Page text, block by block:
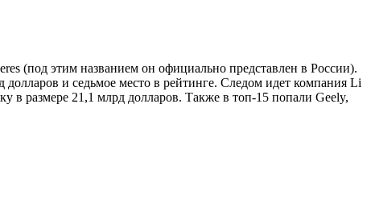
(под этим названием он официально представлен в России).
и седьмое место в рейтинге. Следом идет компания Li
в размере 21,1 млрд долларов. Также в топ-15 попали Geely,